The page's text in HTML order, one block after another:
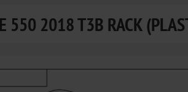
550 2018 T3B RACK